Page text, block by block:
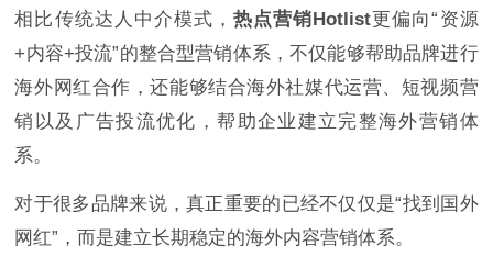
相比传统达人中介模式，热点营销Hotlist更偏向“资源
+内容+投流”的整合型营销体系，不仅能够帮助品牌进行
海外网红合作，还能够结合海外社媒代运营、短视频营
销以及广告投流优化，帮助企业建立完整海外营销体
系。
对于很多品牌来说，真正重要的已经不仅仅是“找到国外
网红”，而是建立长期稳定的海外内容营销体系。